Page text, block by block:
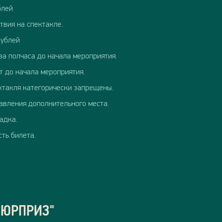
на спектакле.
полчаса до начала мероприятия.
до начала мероприятия.
категорически запрещены.
дополнительного места.
билета.